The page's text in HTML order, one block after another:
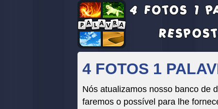
4 FOTOS 1
Nós atualizamos nosso banco de
faremos o possível para lhe